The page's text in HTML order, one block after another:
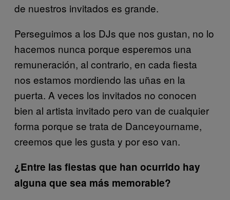
de nuestros invitados es grande.
Perseguimos a los DJs que nos gustan, no lo
hacemos nunca porque esperemos una
remuneración, al contrario, en cada fiesta
nos estamos mordiendo las uñas en la
puerta. A veces los invitados no conocen
bien al artista invitado pero van de cualquier
forma porque se trata de Danceyourname,
creemos que les gusta y por eso van.
¿Entre las fiestas que han ocurrido hay
alguna que sea más memorable?